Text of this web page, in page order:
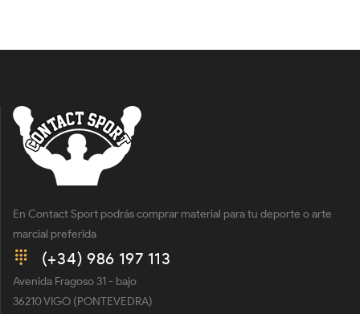
En Contact Sport podrás comprar material para tu deporte o arte
marcial preferida
(+34) 986 197 113
Avenida Fragoso 31 - bajo
36210 VIGO (PONTEVEDRA)